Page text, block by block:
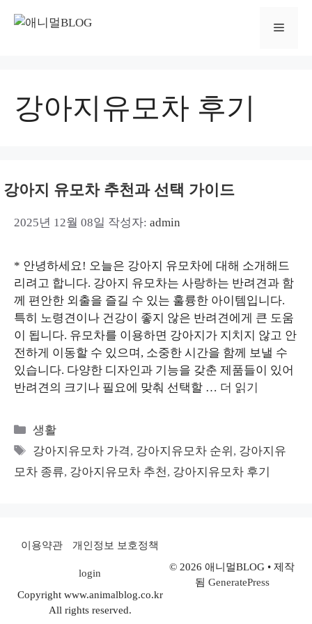
메
강아지유모차 후기
강아지 유모차 추천과 선택 가이드
2025년 12월 08일 작성자: admin
* 안녕하세요! 오늘은 강아지 유모차에 대해 소개해드
리려고 합니다. 강아지 유모차는 사랑하는 반려견과 함
께 편안한 외출을 즐길 수 있는 훌륭한 아이템입니다.
특히 노령견이나 건강이 좋지 않은 반려견에게 큰 도움
이 됩니다. 유모차를 이용하면 강아지가 지치지 않고 안
전하게 이동할 수 있으며, 소중한 시간을 함께 보낼 수
있습니다. 다양한 디자인과 기능을 갖춘 제품들이 있어
반려견의 크기나 필요에 맞춰 선택할 … 더 읽기
카
테
리
생활
태
그
강아지유모차 가격, 강아지유모차 순위 , 강아지유
모차 종류, 강아지유모차 추천 , 강아지유모차 후기
이용약관 개인정보 보호정책
login
Copyright www.animalblog.co.kr
All rights reserved.
© 2026 애니멀BLOG • 제작
됨 GeneratePress